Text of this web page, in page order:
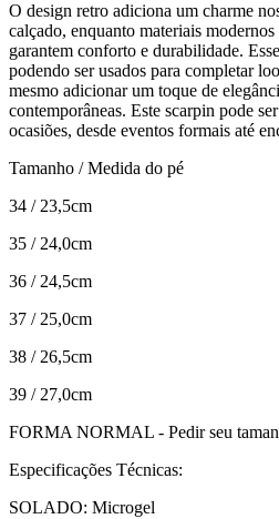
O design retro adiciona um charme
calçado, enquanto materiais
garantem conforto e durabilidade.
podendo ser usados para completar
mesmo adicionar um toque de
contemporâneas. Este scarpin pode
ocasiões, desde eventos formais até
Tamanho / Medida do pé
34 / 23,5cm
35 / 24,0cm
36 / 24,5cm
37 / 25,0cm
38 / 26,5cm
39 / 27,0cm
FORMA NORMAL - Pedir seu
Especificações Técnicas:
SOLADO: Microgel